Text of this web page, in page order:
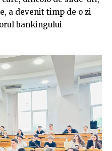
a devenit timp de o zi
bankingului